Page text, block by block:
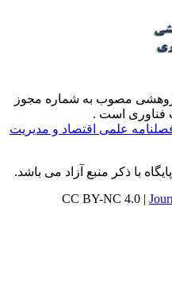
مصوب به شماره مجوز
علمی اقتصاد و مدیریت
با ذکر منبع آزاد می باشد.